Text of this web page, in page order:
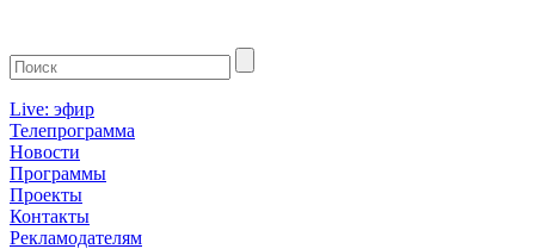
Live: эфир
Телепрограмма
Новости
Программы
Проекты
Контакты
Рекламодателям